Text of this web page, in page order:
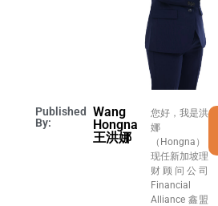
Published
By:
Wang
Hongna
王洪娜
您好，我是洪
娜
（Hongna），
现任新加坡理
财顾问公司
Financial
Alliance 鑫盟